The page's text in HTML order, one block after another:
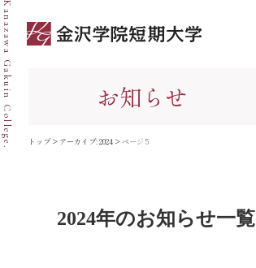
Kanazawa Gakuin College. お知らせ
トップ> アーカイブ: 2024>ページ 5
2024年のお知らせ一覧